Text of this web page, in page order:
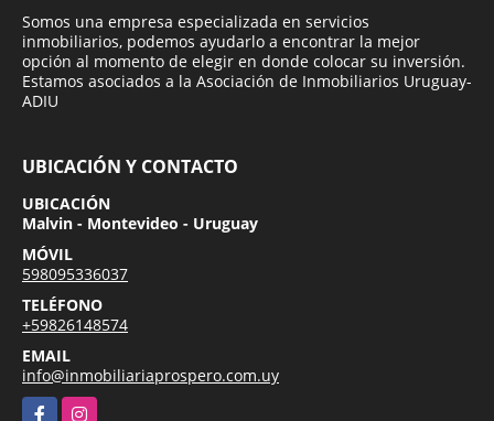
Somos una empresa especializada en servicios
inmobiliarios, podemos ayudarlo a encontrar la mejor
opción al momento de elegir en donde colocar su inversión.
Estamos asociados a la Asociación de Inmobiliarios Uruguay-
ADIU
UBICACIÓN Y CONTACTO
UBICACIÓN
Malvin - Montevideo - Uruguay
MÓVIL
598095336037
TELÉFONO
+59826148574
EMAIL
info@inmobiliariaprospero.com.uy
FacebookInstagram